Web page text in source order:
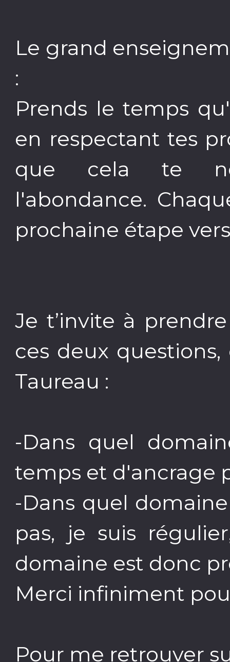
Le grand
:
Prends le temps
en respectant tes
que cela te
l'abondance.
prochaine étape
Je t’invite à
ces deux
Taureau :
-Dans quel
temps et d'ancrage
-Dans quel
pas, je suis
domaine est donc
Merci infiniment
Pour me retrouver